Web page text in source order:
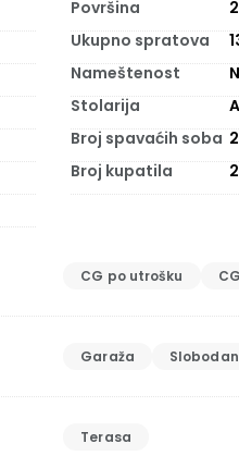
Površina
Ukupno spratova
Nameštenost
Stolarija
Broj spavaćih soba 2
Broj kupatila
2
CG po utrošku CG
Garaža
Terasa